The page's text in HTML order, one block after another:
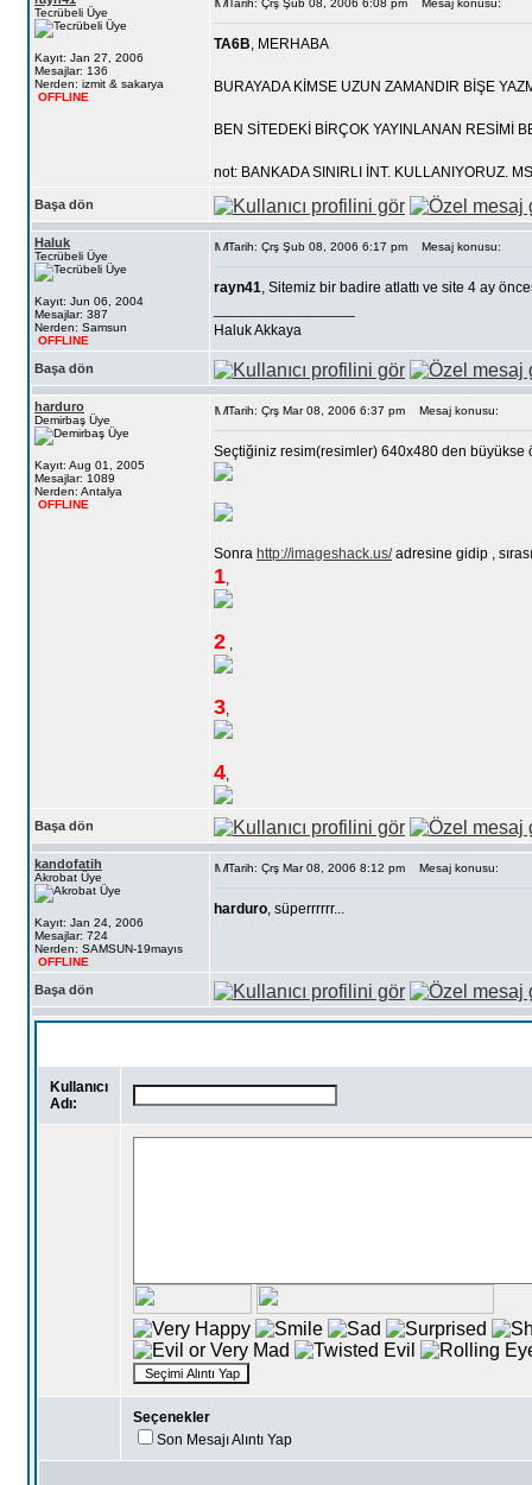
Tecrübeli Üye
Kayıt: Jan 27, 2006
Mesajlar: 136
Nerden: izmit & sakarya
OFFLINE
TA6B , MERHABA
BURAYADA KİMSE UZUN ZAMANDIR BİŞE
BEN SİTEDEKİ BİRÇOK YAYINLANAN RESİMİ
not: BANKADA SINIRLI İNT. KULLANIYORUZ.
Başa dön
Haluk
Tecrübeli Üye
Kayıt: Jun 06, 2004
Mesajlar: 387
Nerden: Samsun
OFFLINE
Tarih: Çrş Şub 08, 2006 6:17 pm Mesaj konusu:
rayn41 , Sitemiz bir badire atlattı ve site 4 ay
Haluk Akkaya
Başa dön
harduro
Demirbaş Üye
Kayıt: Aug 01, 2005
Mesajlar: 1089
Nerden: Antalya
OFFLINE
Tarih: Çrş Mar 08, 2006 6:37 pm Mesaj konusu:
Seçtiğiniz resim(resimler) 640x480 den büyükse
Sonra http://imageshack.us/adresine gidip ,
1
2
3
4
Başa dön
kandofatih
Akrobat Üye
Kayıt: Jan 24, 2006
Mesajlar: 724
Nerden: SAMSUN-19mayıs
OFFLINE
Tarih: Çrş Mar 08, 2006 8:12 pm Mesaj konusu:
harduro , süperrrrrr...
Başa dön
Kullanıcı
Adı:
Seçenekler
Son Mesajı Alıntı Yap